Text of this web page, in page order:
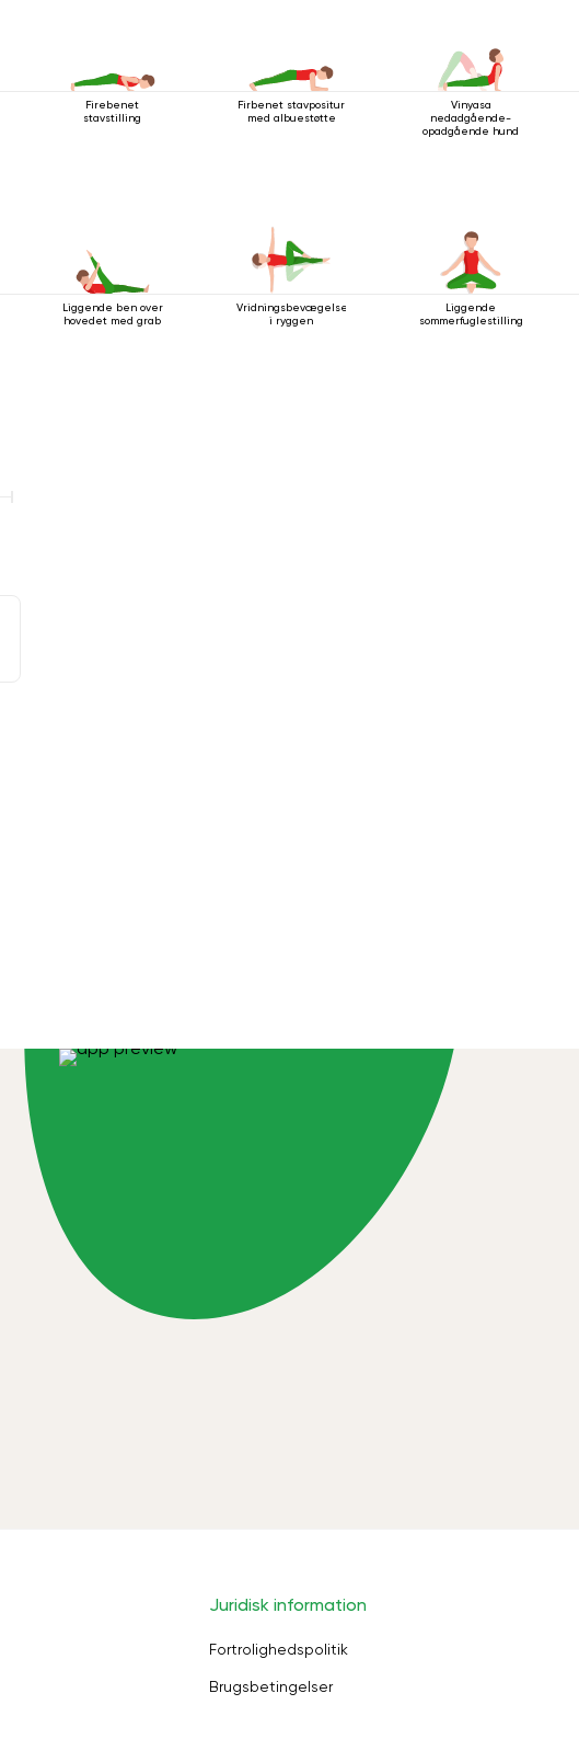
Firebenet
stavstilling
Firbenet stavpositur
med albuestøtte
Vinyasa
nedadgående-
opadgående hund
Liggende ben over
hovedet med grab
Vridningsbevægelse
i ryggen
Liggende
sommerfuglestilling
Juridisk information
Fortrolighedspolitik
Brugsbetingelser